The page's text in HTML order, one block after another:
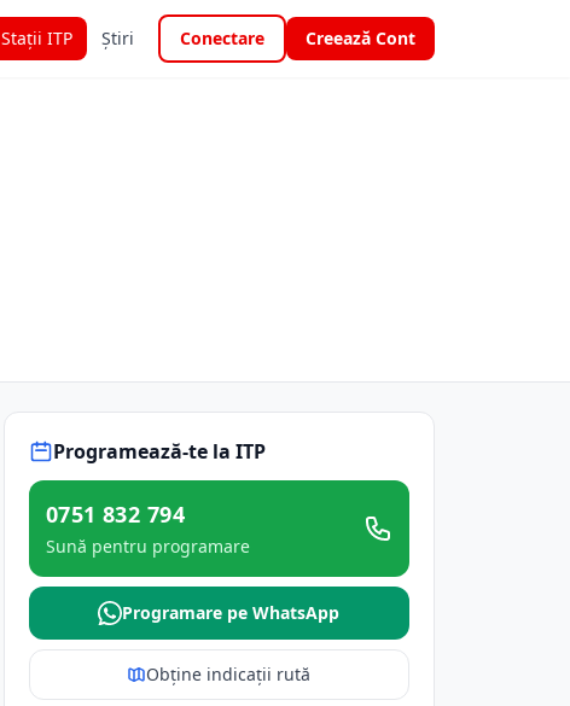
Stații ITP Știri Conectare Creează Cont
Programează-te la ITP
0751 832 794
Sună pentru programare
Programare pe WhatsApp
Obține indicații rută